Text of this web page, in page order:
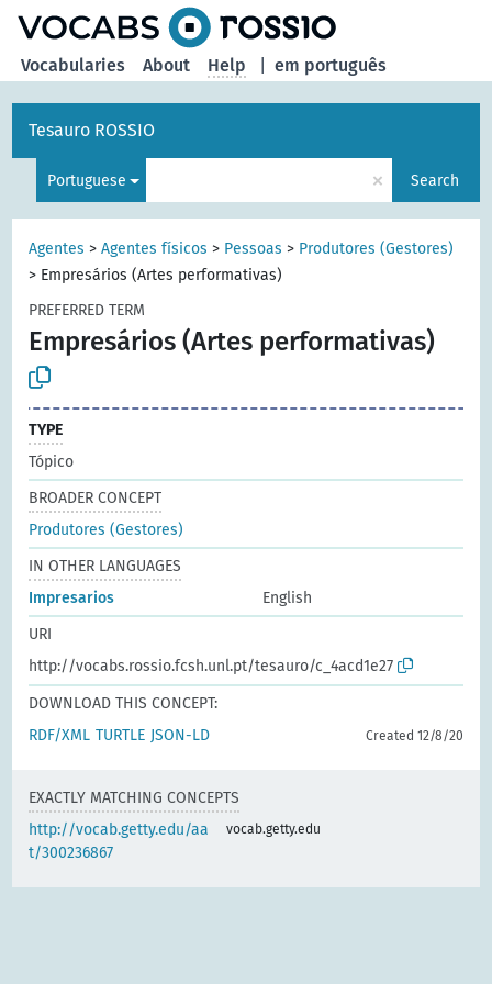
em português
Vocabularies About Help
Tesauro ROSSIO
Portuguese × Search
Agentes >Agentes físicos > Pessoas > Produtores (Gestores)
> Empresários (Artes performativas)
PREFERRED TERM
Empresários (Artes performativas)
TYPE
Tópico
BROADER CONCEPT
Produtores (Gestores)
IN OTHER LANGUAGES
Impresarios
English
URI
http://vocabs.rossio.fcsh.unl.pt/tesauro/c_4acd1e27
DOWNLOAD THIS CONCEPT:
RDF/XML TURTLE JSON-LD Created 12/8/20
EXACTLY MATCHING CONCEPTS
http://vocab.getty.edu/aa
t/300236867
vocab.getty.edu